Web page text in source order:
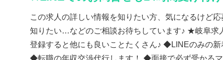
この求人の詳しい情報を知りたい方、気になるけど
知りたい…などのご相談お待ちしています♪ ★岐阜求
登録すると他にも良いことたくさん♪ ◆LINEのみの